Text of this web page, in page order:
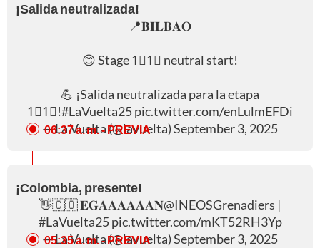
¡Salida neutralizada!
📍𝐁𝐈𝐋𝐁𝐀𝐎
😊 Stage 1⃣1⃣ neutral start!
💪 ¡Salida neutralizada para la etapa
1⃣1⃣!#LaVuelta25pic.twitter.com/enLulmEFDi
— La Vuelta (@lavuelta)September 3, 2025
06:37 a. m.- PREVIA
¡Colombia, presente!
👋🇨🇴 𝐄𝐆𝐀𝐀𝐀𝐀𝐀𝐀𝐍@INEOSGrenadiers |
#LaVuelta25 pic.twitter.com/mKT52RH3Yp
— La Vuelta (@lavuelta)September 3, 2025
05:35 a. m.- PREVIA